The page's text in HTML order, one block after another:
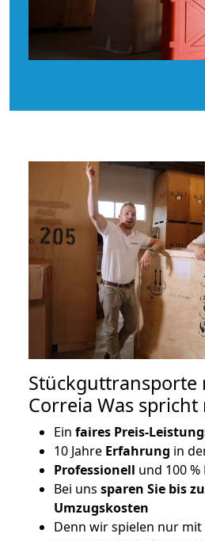
Stückguttransporte
Correia Was
Ein faires Preis-
10 Jahre Erfahrung in
Professionell und 100
Bei uns sparen Sie bis
Umzugskosten
Denn wir spielen nur